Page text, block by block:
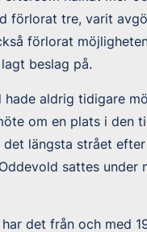
förlorat tre, varit
förlorat
beslag på.
aldrig tidigare
om en plats i den
längsta strået
sattes
har det från och med